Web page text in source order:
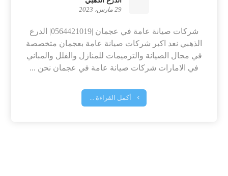
29 مارس، 2023
شركات صيانة عامة في عجمان |0564421019| الدرع
الذهبي نعد اكبر شركات صيانة عامة بعجمان متخصصة
في مجال الصيانة والترميمات للمنازل والفلل والمباني
في الامارات شركات صيانة عامة في عجمان نحن ...
أكمل القراءة ...